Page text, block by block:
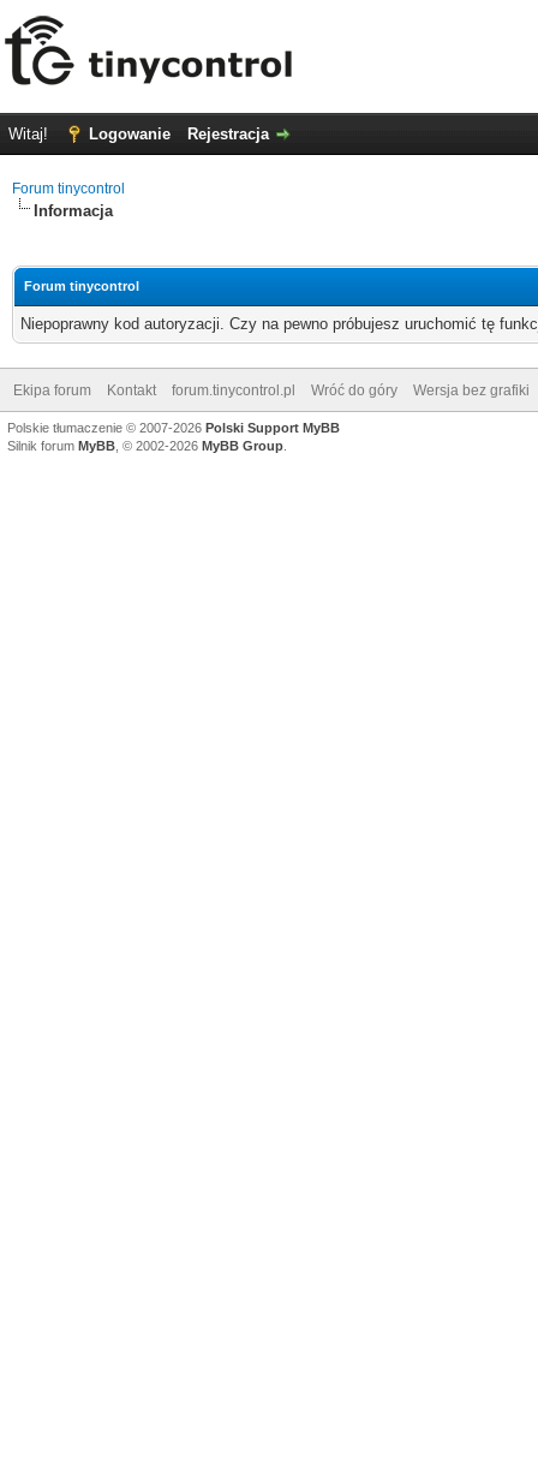
Witaj! Logowanie Rejestracja
Forum tinycontrol
Informacja
Forum tinycontrol
Niepoprawny kod autoryzacji. Czy na pewno próbujesz uruchomić tę
Ekipa forum Kontakt forum.tinycontrol.pl Wróć do góry Wersja bez grafiki
Polskie tłumaczenie © 2007-2026 Polski Support MyBB
Silnik forum MyBB , © 2002-2026 MyBB Group